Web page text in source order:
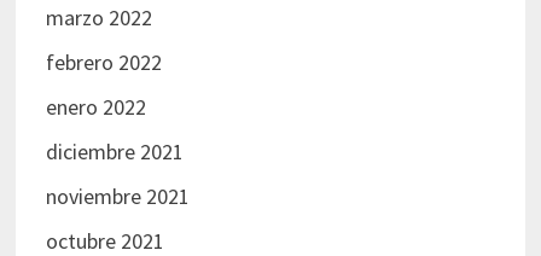
marzo 2022
febrero 2022
enero 2022
diciembre 2021
noviembre 2021
octubre 2021